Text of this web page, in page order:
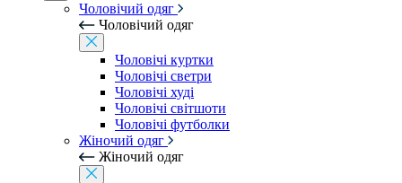
Чоловічий одяг
Чоловічий одяг
Чоловічі куртки
Чоловічі светри
Чоловічі худі
Чоловічі світшоти
Чоловічі футболки
Жіночий одяг
Жіночий одяг